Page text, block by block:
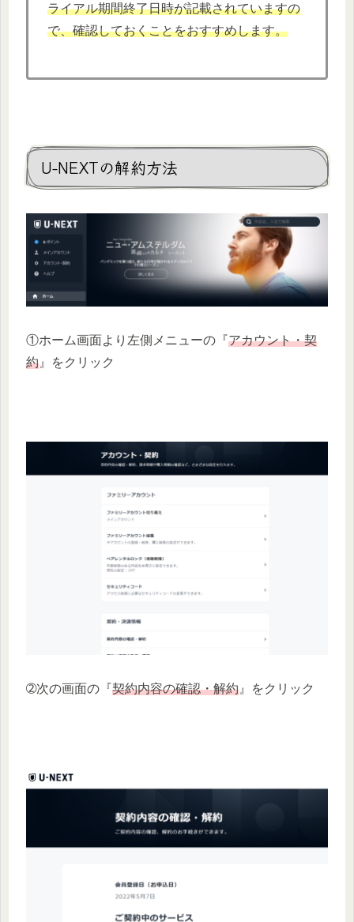
ライアル期間終了日時が記載されていますの
で、確認しておくことをおすすめします。
U-NEXTの解約方法
①ホーム画面より左側メニューの『アカウント・契
約 』をクリック
➁次の画面の『契約内容の確認・解約 』をクリック